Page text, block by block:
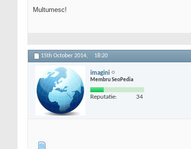
Multumesc!
15th October 2014, 18:20
imagini
Membru SeoPedia
Reputatie: 34